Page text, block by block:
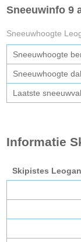
Sneeuwinfo 9
Sneeuwhoogte
Sneeuwhoogte
Sneeuwhoogte dal
Laatste sneeuwval
Informatie
Skipistes